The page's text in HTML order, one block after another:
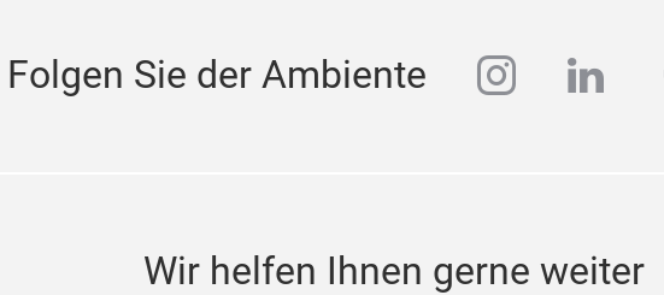
Folgen Sie der Ambiente
Wir helfen Ihnen gerne weiter